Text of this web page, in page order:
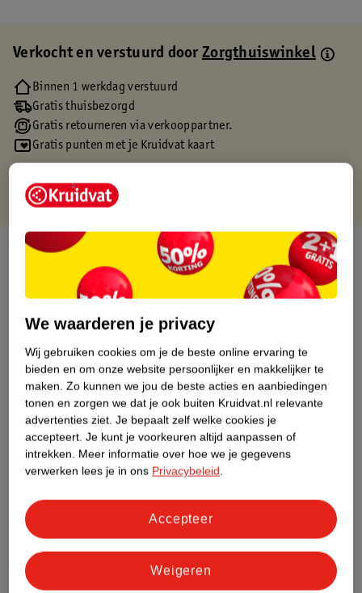
Verkocht en verstuurd doorZorgthuiswinkel
Binnen 1 werkdag verstuurd
Gratis thuisbezorgd
Gratis retourneren via verkooppartner.
Gratis punten met je Kruidvat kaart
Over dit product
Productinformatie
Nature Impact Score
Dit product heeft (nog) geen Nature
Impact Score.
Meer informatie
Bestel & Bezorginformatie
Bekijk ook
We waarderen je privacy
Wij gebruiken cookies om je de beste online ervaring te
bieden en om onze website persoonlijker en makkelijker te
maken. Zo kunnen we jou de beste acties en aanbiedingen
tonen en zorgen we dat je ook buiten Kruidvat.nl relevante
advertenties ziet. Je bepaalt zelf welke cookies je
accepteert. Je kunt je voorkeuren altijd aanpassen of
intrekken. Meer informatie over hoe we je gegevens
verwerken lees je in ons Privacybeleid.
Weigeren
Accepteer